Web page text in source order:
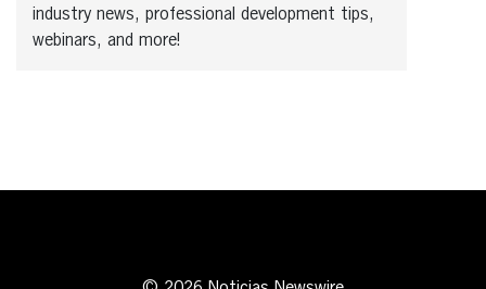
industry news, professional development tips,
webinars, and more!